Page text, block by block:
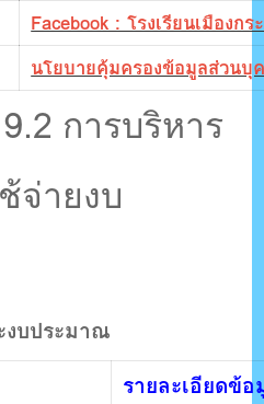
Facebook : โรงเรียนเมืองกร
นโยบายคุ้มครองข้อมูลส่วนบุ
การบริหาร
จ่ายงบ
งบประมาณ
รายละเอียดข้